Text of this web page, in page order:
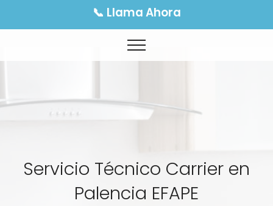
📞 Llama Ahora
Servicio Técnico Carrier en
Palencia EFAPE